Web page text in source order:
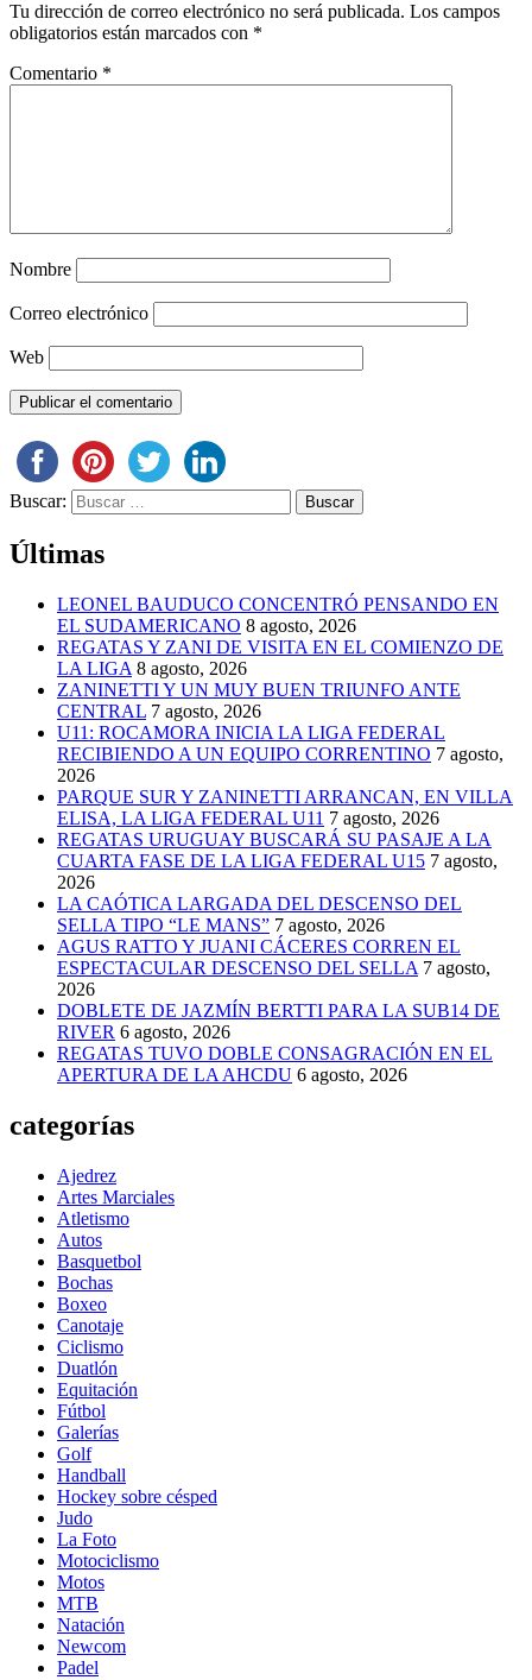
Tu dirección de correo electrónico no será publicada. Los campos
obligatorios están marcados con *
Comentario *
Nombre
Correo electrónico
Web
Buscar:
Últimas
LEONEL BAUDUCO CONCENTRÓ PENSANDO EN
EL SUDAMERICANO 8 agosto, 2026
REGATAS Y ZANI DE VISITA EN EL COMIENZO DE
LA LIGA 8 agosto, 2026
ZANINETTI Y UN MUY BUEN TRIUNFO ANTE
CENTRAL 7 agosto, 2026
U11: ROCAMORA INICIA LA LIGA FEDERAL
RECIBIENDO A UN EQUIPO CORRENTINO 7 agosto,
2026
PARQUE SUR Y ZANINETTI ARRANCAN, EN VILLA
ELISA, LA LIGA FEDERAL U11 7 agosto, 2026
REGATAS URUGUAY BUSCARÁ SU PASAJE A LA
CUARTA FASE DE LA LIGA FEDERAL U15 7 agosto,
2026
LA CAÓTICA LARGADA DEL DESCENSO DEL
SELLA TIPO “LE MANS” 7 agosto, 2026
AGUS RATTO Y JUANI CÁCERES CORREN EL
ESPECTACULAR DESCENSO DEL SELLA 7 agosto,
2026
DOBLETE DE JAZMÍN BERTTI PARA LA SUB14 DE
RIVER 6 agosto, 2026
REGATAS TUVO DOBLE CONSAGRACIÓN EN EL
APERTURA DE LA AHCDU 6 agosto, 2026
categorías
Ajedrez
Artes Marciales
Atletismo
Autos
Basquetbol
Bochas
Boxeo
Canotaje
Ciclismo
Duatlón
Equitación
Fútbol
Galerías
Golf
Handball
Hockey sobre césped
Judo
La Foto
Motociclismo
Motos
MTB
Natación
Newcom
Padel